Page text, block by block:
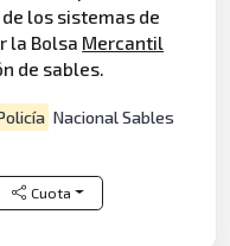
los sistemas de
la Bolsa Mercantil
de sables.
Nacional Sables
Cuota